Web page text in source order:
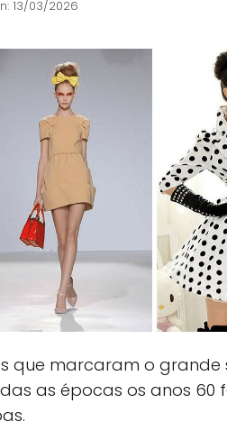
13/03/2026
que marcaram o grande
as épocas os anos 60